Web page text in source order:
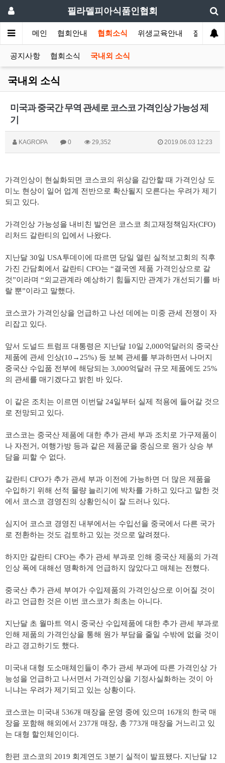
필라델피아식품인협회
메인 협회안내 협회소식 위생교육안내 질의답변
공지사항 협회소식 국내외 소식
국내외 소식
미국과 중국간 무역 관세로 코스코 가격인상 가능성 제
기
KAGROPA 0 29,352 2019.06.03 12:23
가격인상이 현실화되면 코스코의 위상을 감안할 때 가격인상 도
미노 현상이 일어 업계 전반으로 확산될지 모른다는 우려가 제기
되고 있다.
가격인상 가능성을 내비친 발언은 코스코 최고재정책임자(CFO)
리처드 갈란티의 입에서 나왔다.
지난달 30일 USA투데이에 따르면 당일 열린 실적보고회의 직후
가진 간담회에서 갈란티 CFO는 “결국엔 제품 가격인상으로 갈
것”이라며 “외교관계라 예상하기 힘들지만 관계가 개선되기를 바
랄 뿐”이라고 말했다.
코스코가 가격인상을 언급하고 나선 데에는 미중 관세 전쟁이 자
리잡고 있다.
앞서 도널드 트럼프 대통령은 지난달 10일 2,000억달러의 중국산
제품에 관세 인상(10→25%) 등 보복 관세를 부과하면서 나머지
중국산 수입품 전부에 해당되는 3,000억달러 규모 제품에도 25%
의 관세를 매기겠다고 밝힌 바 있다.
이 같은 조치는 이르면 이번달 24일부터 실제 적용에 들어갈 것으
로 전망되고 있다.
코스코는 중국산 제품에 대한 추가 관세 부과 조치로 가구제품이
나 자전거 , 여행가방 등과 같은 제품군을 중심으로 원가 상승 부
담을 피할 수 없다.
갈란티 CFO가 추가 관세 부과 이전에 가능하면 더 많은 제품을
수입하기 위해 선적 물량 늘리기에 박차를 가하고 있다고 말한 것
에서 코스코 경영진의 상황인식이 잘 드러나 있다.
심지어 코스코 경영진 내부에서는 수입선을 중국에서 다른 국가
로 전환하는 것도 검토하고 있는 것으로 알려졌다.
하지만 갈란티 CFO는 추가 관세 부과로 인해 중국산 제품의 가격
인상 폭에 대해선 명확하게 언급하지 않았다고 매체는 전했다.
중국산 추가 관세 부여가 수입제품의 가격인상으로 이어질 것이
라고 언급한 것은 이번 코스코가 최초는 아니다.
지난달 초 월마트 역시 중국산 수입제품에 대한 추가 관세 부과로
인해 제품의 가격인상을 통해 원가 부담을 줄일 수밖에 없을 것이
라고 경고하기도 했다.
미국내 대형 도소매체인들이 추가 관세 부과에 따른 가격인상 가
능성을 언급하고 나서면서 가격인상을 기정사실화하는 것이 아
니냐는 우려가 제기되고 있는 상황이다.
코스코는 미국내 536개 매장을 운영 중에 있으며 16개의 한국 매
장을 포함해 해외에서 237개 매장, 총 773개 매장을 거느리고 있
는 대형 할인체인이다.
한편 코스코의 2019 회계연도 3분기 실적이 발표됐다. 지난달 12